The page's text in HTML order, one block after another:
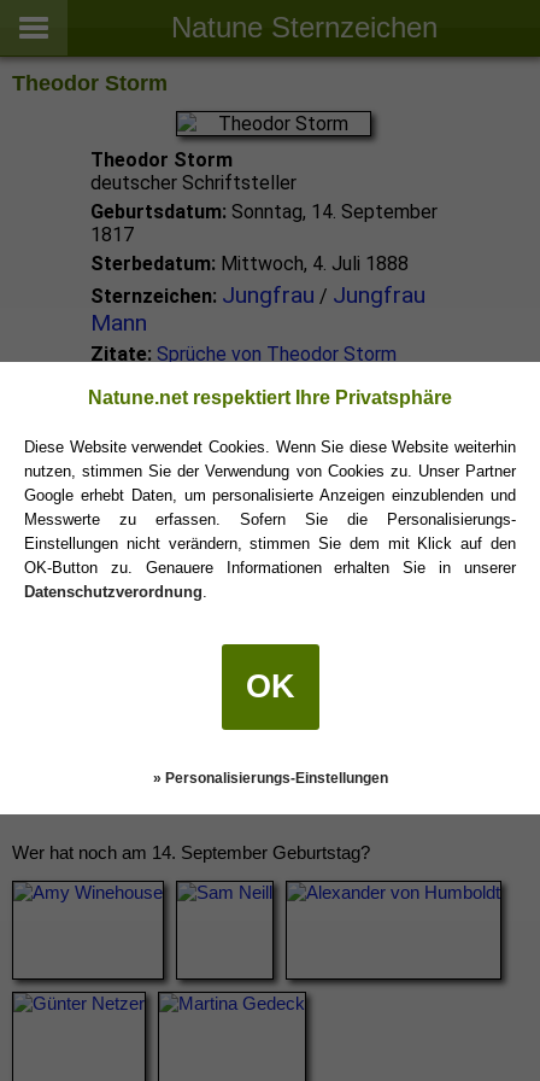
Natune Sternzeichen
Theodor Storm
Theodor Storm
deutscher Schriftsteller
Geburtsdatum: Sonntag, 14. September
1817
Sterbedatum: Mittwoch, 4. Juli 1888
Sternzeichen: Jungfrau / Jungfrau
Mann
Zitate: Sprüche von Theodor Storm
Jungfrau Promis
Jungfrau Sternzeichen
Wer hat noch am 14. September Geburtstag?
Natune.net respektiert Ihre Privatsphäre
Diese Website verwendet Cookies. Wenn Sie diese Website weiterhin
nutzen, stimmen Sie der Verwendung von Cookies zu. Unser Partner
Google erhebt Daten, um personalisierte Anzeigen einzublenden und
Messwerte zu erfassen. Sofern Sie die Personalisierungs-
Einstellungen nicht verändern, stimmen Sie dem mit Klick auf den
OK-Button zu. Genauere Informationen erhalten Sie in unserer
Datenschutzverordnung
OK
» Personalisierungs-Einstellungen